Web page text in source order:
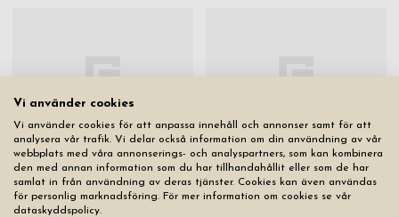
Vattenflaska SIGG Traveller
Grön 0,6 L
Pris från 399 kr
Necessär Herr Krok Stackers
Grön S
Vi använder cookies
Vi använder cookies för att anpassa innehåll och annonser samt för att
analysera vår trafik. Vi delar också information om din användning av vår
webbplats med våra annonserings- och analyspartners, som kan kombinera
den med annan information som du har tillhandahållit eller som de har
samlat in från användning av deras tjänster. Cookies kan även användas
för personlig marknadsföring. För mer information om cookies se vår
dataskyddspolicy.